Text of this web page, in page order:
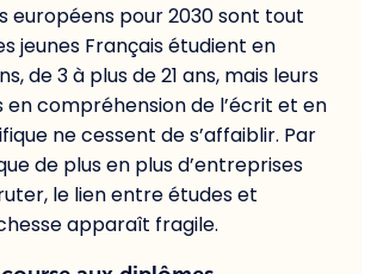
européens pour 2030 sont tout
jeunes Français étudient en
de 3 à plus de 21 ans, mais leurs
compréhension de l’écrit et en
ne cessent de s’affaiblir. Par
de plus en plus d’entreprises
le lien entre études et
apparaît fragile.